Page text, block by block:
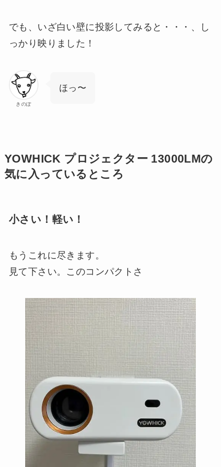
でも、いざ白い壁に投影してみると・・・、し
っかり映りました！
きのぽ
ほっ〜
YOWHICK プロジェクター 13000LMの
気に入っているところ
小さい！軽い！
もうこれに尽きます。
見て下さい。このコンパクトさ